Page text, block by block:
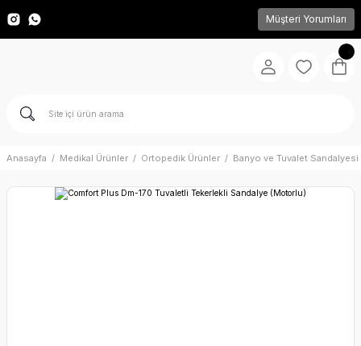
Müşteri Yorumları
Anasayfa Medikal Ürünler Ortopedik Ürünler Banyo ve Tuvalet Sandalyesi